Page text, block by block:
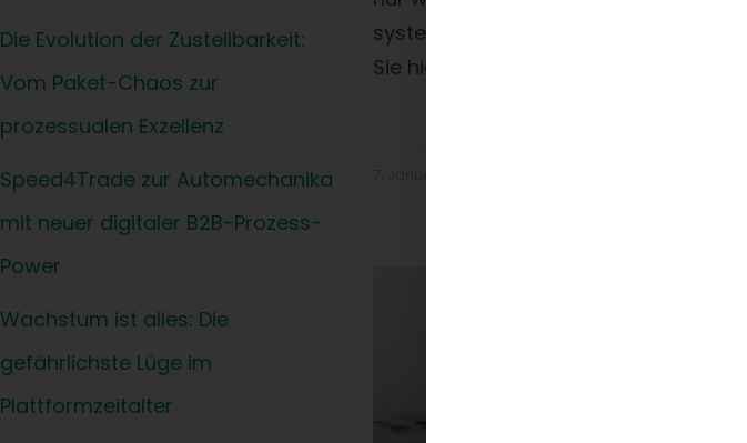
Die Evolution der Zustellbarkeit:
Vom Paket-Chaos zur
prozessualen Exzellenz
Speed4Trade zur Automechanika
mit neuer digitaler B2B-Prozess-
Power
Wachstum ist alles: Die
gefährlichste Lüge im
Plattformzeitalter
systematisch. Wie es geht, lesen
Sie hier.